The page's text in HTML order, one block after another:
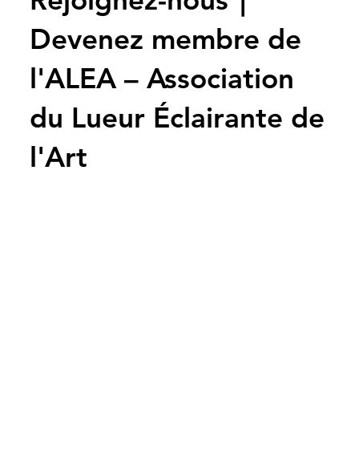
Devenez membre de
l'ALEA – Association
du Lueur Éclairante de
l'Art